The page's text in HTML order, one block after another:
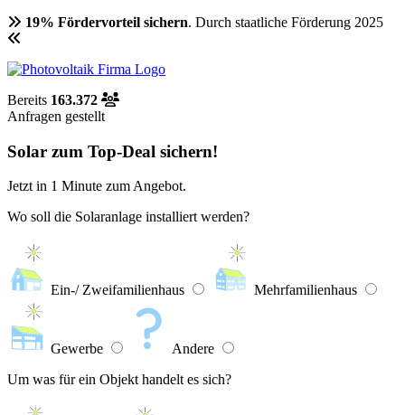
19% Fördervorteil sichern. Durch staatliche Förderung 2025
Bereits 163.372
Anfragen gestellt
Solar zum Top-Deal sichern!
Jetzt in 1 Minute zum Angebot.
Wo soll die Solaranlage installiert werden?
Ein-/ Zweifamilienhaus Mehrfamilienhaus
Gewerbe
Andere
Um was für ein Objekt handelt es sich?